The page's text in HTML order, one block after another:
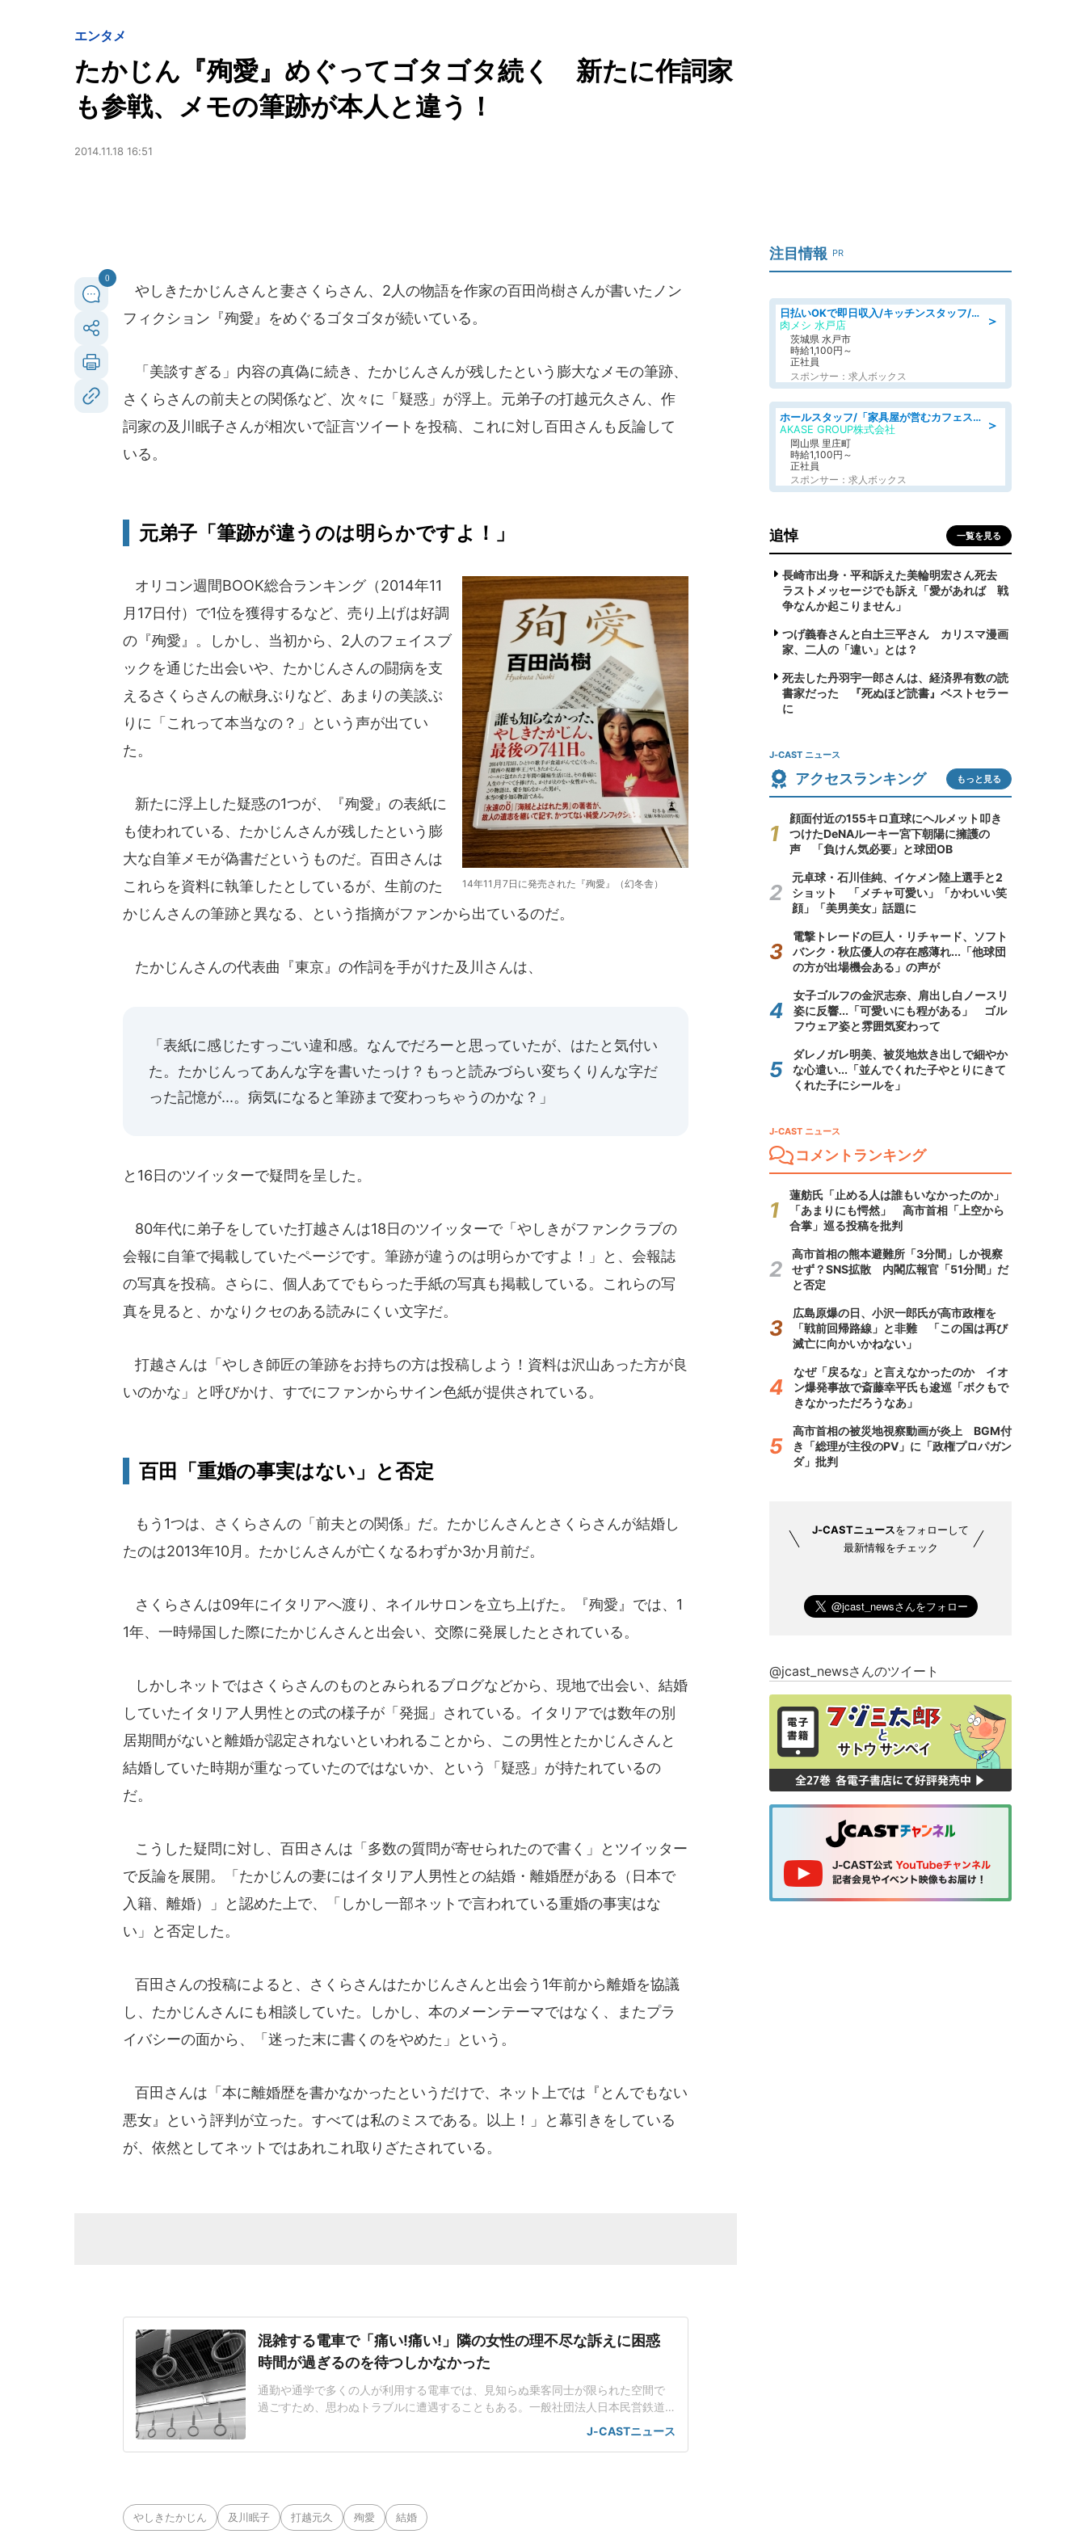
エンタメ
たかじん『殉愛』めぐってゴタゴタ続く 新たに作詞家
も参戦、メモの筆跡が本人と違う！
2014.11.18 16:51
0
やしきたかじんさんと妻さくらさん、2人の物語を作家の百田尚樹さんが書いたノン
フィクション『殉愛』をめぐるゴタゴタが続いている。
「美談すぎる」内容の真偽に続き、たかじんさんが残したという膨大なメモの筆跡、
さくらさんの前夫との関係など、次々に「疑惑」が浮上。元弟子の打越元久さん、作
詞家の及川眠子さんが相次いで証言ツイートを投稿、これに対し百田さんも反論して
いる。
元弟子「筆跡が違うのは明らかですよ！」
14年11月7日に発売された『殉愛』（幻冬舎）
オリコン週間BOOK総合ランキング（2014年11
月17日付）で1位を獲得するなど、売り上げは好調
の『殉愛』。しかし、当初から、2人のフェイスブ
ックを通じた出会いや、たかじんさんの闘病を支
えるさくらさんの献身ぶりなど、あまりの美談ぶ
りに「これって本当なの？」という声が出てい
た。
新たに浮上した疑惑の1つが、『殉愛』の表紙に
も使われている、たかじんさんが残したという膨
大な自筆メモが偽書だというものだ。百田さんは
これらを資料に執筆したとしているが、生前のた
かじんさんの筆跡と異なる、という指摘がファンから出ているのだ。
たかじんさんの代表曲『東京』の作詞を手がけた及川さんは、
「表紙に感じたすっごい違和感。なんでだろーと思っていたが、はたと気付い
た。たかじんってあんな字を書いたっけ？もっと読みづらい変ちくりんな字だ
った記憶が...。病気になると筆跡まで変わっちゃうのかな？」
と16日のツイッターで疑問を呈した。
80年代に弟子をしていた打越さんは18日のツイッターで「やしきがファンクラブの
会報に自筆で掲載していたページです。筆跡が違うのは明らかですよ！」と、会報誌
の写真を投稿。さらに、個人あてでもらった手紙の写真も掲載している。これらの写
真を見ると、かなりクセのある読みにくい文字だ。
打越さんは「やしき師匠の筆跡をお持ちの方は投稿しよう！資料は沢山あった方が良
いのかな」と呼びかけ、すでにファンからサイン色紙が提供されている。
百田「重婚の事実はない」と否定
もう1つは、さくらさんの「前夫との関係」だ。たかじんさんとさくらさんが結婚し
たのは2013年10月。たかじんさんが亡くなるわずか3か月前だ。
さくらさんは09年にイタリアへ渡り、ネイルサロンを立ち上げた。『殉愛』では、1
1年、一時帰国した際にたかじんさんと出会い、交際に発展したとされている。
しかしネットではさくらさんのものとみられるブログなどから、現地で出会い、結婚
していたイタリア人男性との式の様子が「発掘」されている。イタリアでは数年の別
居期間がないと離婚が認定されないといわれることから、この男性とたかじんさんと
結婚していた時期が重なっていたのではないか、という「疑惑」が持たれているの
だ。
こうした疑問に対し、百田さんは「多数の質問が寄せられたので書く」とツイッター
で反論を展開。「たかじんの妻にはイタリア人男性との結婚・離婚歴がある（日本で
入籍、離婚）」と認めた上で、「しかし一部ネットで言われている重婚の事実はな
い」と否定した。
百田さんの投稿によると、さくらさんはたかじんさんと出会う1年前から離婚を協議
し、たかじんさんにも相談していた。しかし、本のメーンテーマではなく、またプラ
イバシーの面から、「迷った末に書くのをやめた」という。
百田さんは「本に離婚歴を書かなかったというだけで、ネット上では『とんでもない
悪女』という評判が立った。すべては私のミスである。以上！」と幕引きをしている
が、依然としてネットではあれこれ取りざたされている。
混雑する電車で「痛い!痛い!」隣の女性の理不尽な訴えに困惑
時間が過ぎるのを待つしかなかった
通勤や通学で多くの人が利用する電車では、見知らぬ乗客同士が限られた空間で
過ごすため、思わぬトラブルに遭遇することもある。一般社団法人日本民営鉄道
協会が2025年に実施した「駅と電車内のマナーに関するアンケート」では、「座
席の座り方(詰めない・足を伸ばすなど)」が迷惑行為の2位になっている。「荷物
J-CASTニュース
やしきたかじん 及川眠子 打越元久 殉愛 結婚
注目情報 PR
＞
日払いOKで即日収入/キッチンスタッフ/「原付免許必須」デリバリー業務など、自己成長可能な幅広い仕事に挑戦!髪型自由&ピアス・ネイルOK/茨城県/水戸市
肉メシ 水戸店
茨城県 水戸市
時給1,100円～
正社員
スポンサー：求人ボックス
＞
ホールスタッフ/「家具屋が営むカフェスタッフ!」週2日～OK!嬉しいまかない付き/岡山県/浅口郡里庄町
AKASE GROUP株式会社
岡山県 里庄町
時給1,100円～
正社員
スポンサー：求人ボックス
追悼 一覧を見る
長崎市出身・平和訴えた美輪明宏さん死去
ラストメッセージでも訴え「愛があれば 戦
争なんか起こりません」
つげ義春さんと白土三平さん カリスマ漫画
家、二人の「違い」とは？
死去した丹羽宇一郎さんは、経済界有数の読
書家だった 『死ぬほど読書』ベストセラー
に
J-CAST ニュース
アクセスランキング もっと見る
顔面付近の155キロ直球にヘルメット叩き
つけたDeNAルーキー宮下朝陽に擁護の
声 「負けん気必要」と球団OB
元卓球・石川佳純、イケメン陸上選手と2
ショット 「メチャ可愛い」「かわいい笑
顔」「美男美女」話題に
電撃トレードの巨人・リチャード、ソフト
バンク・秋広優人の存在感薄れ...「他球団
の方が出場機会ある」の声が
女子ゴルフの金沢志奈、肩出し白ノースリ
姿に反響...「可愛いにも程がある」 ゴル
フウェア姿と雰囲気変わって
ダレノガレ明美、被災地炊き出しで細やか
な心遣い...「並んでくれた子やとりにきて
くれた子にシールを」
J-CAST ニュース
コメントランキング
蓮舫氏「止める人は誰もいなかったのか」
「あまりにも愕然」 高市首相「上空から
合掌」巡る投稿を批判
高市首相の熊本避難所「3分間」しか視察
せず？SNS拡散 内閣広報官「51分間」だ
と否定
広島原爆の日、小沢一郎氏が高市政権を
「戦前回帰路線」と非難 「この国は再び
滅亡に向かいかねない」
なぜ「戻るな」と言えなかったのか イオ
ン爆発事故で斎藤幸平氏も逡巡「ボクもで
きなかっただろうなあ」
高市首相の被災地視察動画が炎上 BGM付
き「総理が主役のPV」に「政権プロパガン
ダ」批判
J-CASTニュースをフォローして
最新情報をチェック
@jcast_newsさんのツイート